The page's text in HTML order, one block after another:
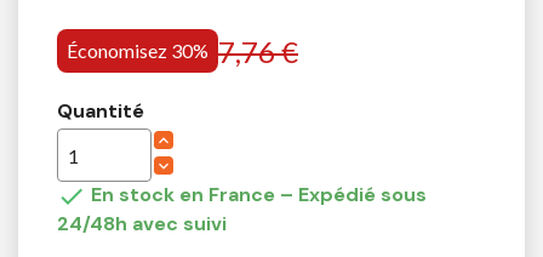
Économisez 30% 7,76 €
Quantité
 En stock en France – Expédié sous
24/48h avec suivi